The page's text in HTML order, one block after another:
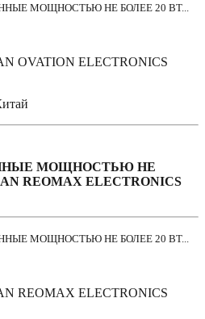
МОЩНОСТЬЮ НЕ БОЛЕЕ 20 ВТ...
OVATION ELECTRONICS
МОЩНОСТЬЮ НЕ
REOMAX ELECTRONICS
МОЩНОСТЬЮ НЕ БОЛЕЕ 20 ВТ...
REOMAX ELECTRONICS